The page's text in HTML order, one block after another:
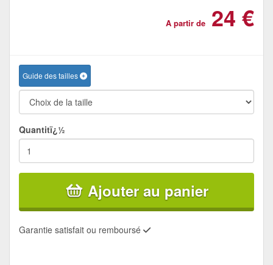
A partir de 24 €
Guide des tailles
Quantitï¿½
Ajouter au panier
Garantie satisfait ou remboursé